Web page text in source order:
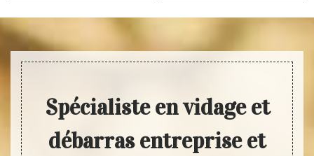
Spécialiste en vidage et
débarras entreprise et